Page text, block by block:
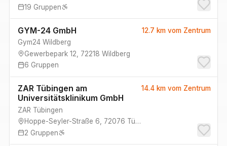
19 Gruppen
GYM-24 GmbH
Gym24 Wildberg
Gewerbepark 12
72218 Wildberg
6 Gruppen
12.7 kmvom Zentrum
ZAR Tübingen am
Universitätsklinikum GmbH
ZAR Tübingen
Hoppe-Seyler-Straße 6
72076 Tübingen
2 Gruppen
14.4 kmvom Zentrum